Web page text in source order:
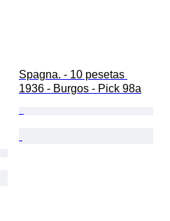
Spagna. - 10 pesetas
1936 - Burgos - Pick 98a